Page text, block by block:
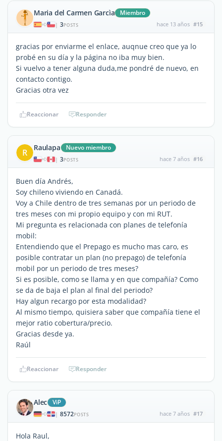
Maria del Carmen Garcìa Miembro
| 3POSTS hace 13 años #15
gracias por enviarme el enlace, auqnue creo que ya lo
probé en su día y la página no iba muy bien.
Si vuelvo a tener alguna duda,me pondré de nuevo, en
contacto contigo.
Gracias otra vez
Reaccionar Responder
R Raulapa Nuevo miembro
| 3POSTS hace 7 años #16
Buen día Andrés,
Soy chileno viviendo en Canadá.
Voy a Chile dentro de tres semanas por un periodo de
tres meses con mi propio equipo y con mi RUT.
Mi pregunta es relacionada con planes de telefonía
mobil:
Entendiendo que el Prepago es mucho mas caro, es
posible contratar un plan (no prepago) de telefonía
mobil por un periodo de tres meses?
Si es posible, como se llama y en que compañía? Como
se da de baja el plan al final del periodo?
Hay algun recargo por esta modalidad?
Al mismo tiempo, quisiera saber que compañía tiene el
mejor ratio cobertura/precio.
Gracias desde ya.
Raúl
Reaccionar Responder
Alec ViP
| 8572POSTS hace 7 años #17
Hola Raul,